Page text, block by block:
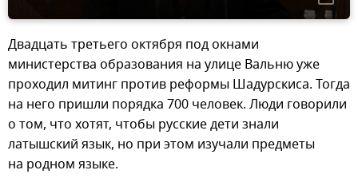
Двадцать третьего октября под окнами
министерства образования на улице Вальню уже
проходил митинг против реформы Шадурскиса. Тогда
на него пришли порядка 700 человек. Люди говорили
о том, что хотят, чтобы русские дети знали
латышский язык, но при этом изучали предметы
на родном языке.